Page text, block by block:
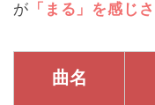
が 「まる」を感じ
曲名